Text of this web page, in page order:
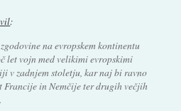
:
na evropskem kontinentu
let vojn med velikimi evropskimi
v zadnjem stoletju, kar naj bi ravno
Francije in Nemčije ter drugih večjih